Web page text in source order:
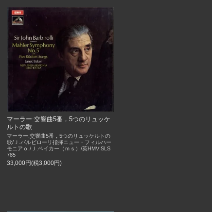
マーラー:交響曲5番，5つのリュッケ
ルトの歌
マーラー:交響曲5番，5つのリュッケルトの
歌/Ｊ.バルビローリ指揮ニュー・フィルハー
モニアｏ./Ｊ.ベイカー（ｍｓ）/英HMV:SLS
785
33,000円(税3,000円)